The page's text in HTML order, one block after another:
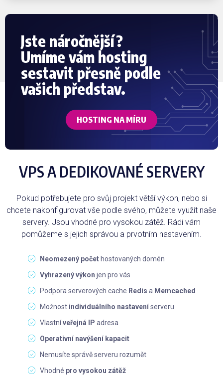
Jste náročnější?
Umíme vám hosting
sestavit přesně podle
vašich představ.
HOSTING NA MÍRU
VPS A DEDIKOVANÉ SERVERY
Pokud potřebujete pro svůj projekt větší výkon, nebo si
chcete nakonfigurovat vše podle svého, můžete využít naše
servery. Jsou vhodné pro vysokou zátěž. Rádi vám
pomůžeme s jejich správou a prvotním nastavením.
Neomezený počethostovaných domén
Vyhrazený výkon jen pro vás
Podpora serverových cache Redis a Memcached
Možnost individuálního nastaveníserveru
Vlastníveřejná IP adresa
Operativní navýšení kapacit
Nemusíte správě serveru rozumět
Vhodné pro vysokou zátěž